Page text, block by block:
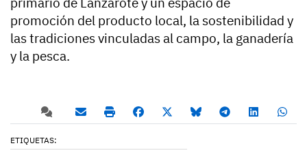
promoción del producto local, la sostenibilidad y
las tradiciones vinculadas al campo, la ganadería
y la pesca.
ETIQUETAS: